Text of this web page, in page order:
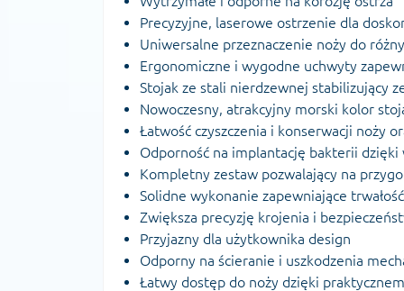
Precyzyjne, laserowe ostrzenie dla
Uniwersalne przeznaczenie noży do
Ergonomiczne i wygodne uchwyty
Stojak ze stali nierdzewnej stabilizujący
Nowoczesny, atrakcyjny morski kolor
Łatwość czyszczenia i konserwacji noży
Odporność na implantację bakterii dzięki
Kompletny zestaw pozwalający na
Solidne wykonanie zapewniające
Zwiększa precyzję krojenia i
Przyjazny dla użytkownika design
Odporny na ścieranie i uszkodzenia
Łatwy dostęp do noży dzięki